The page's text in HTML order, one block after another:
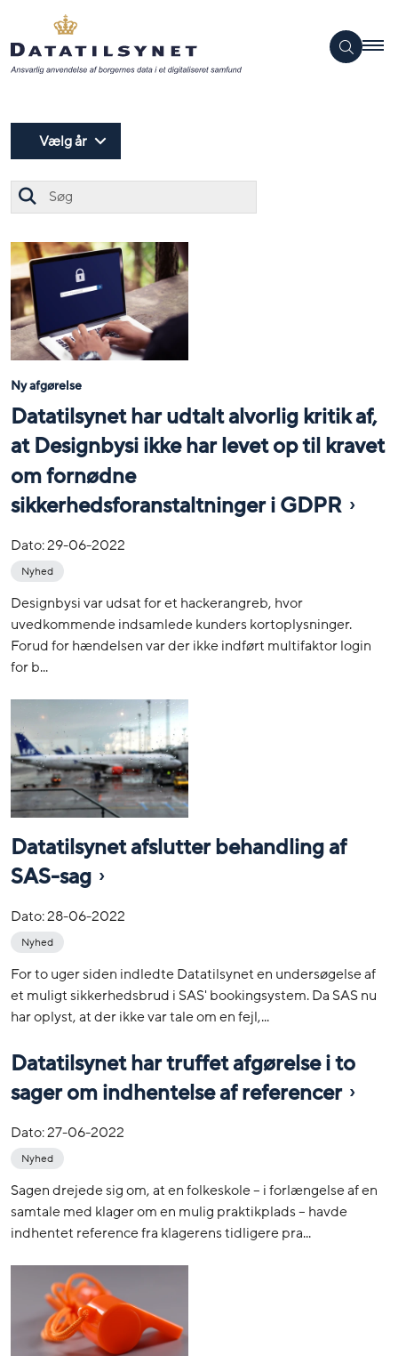
Vælg år
Ny afgørelse
Datatilsynet har udtalt alvorlig kritik af,
at Designbysi ikke har levet op til kravet
om fornødne
sikkerhedsforanstaltninger i GDPR
Dato:29-06-2022
Nyhed
Designbysi var udsat for et hackerangreb, hvor
uvedkommende indsamlede kunders kortoplysninger.
Forud for hændelsen var der ikke indført multifaktor login
for b...
Datatilsynet afslutter behandling af
SAS-sag
Dato:28-06-2022
Nyhed
For to uger siden indledte Datatilsynet en undersøgelse af
et muligt sikkerhedsbrud i SAS' bookingsystem. Da SAS nu
har oplyst, at der ikke var tale om en fejl,...
Datatilsynet har truffet afgørelse i to
sager om indhentelse af referencer
Dato:27-06-2022
Nyhed
Sagen drejede sig om, at en folkeskole – i forlængelse af en
samtale med klager om en mulig praktikplads – havde
indhentet reference fra klagerens tidligere pra...